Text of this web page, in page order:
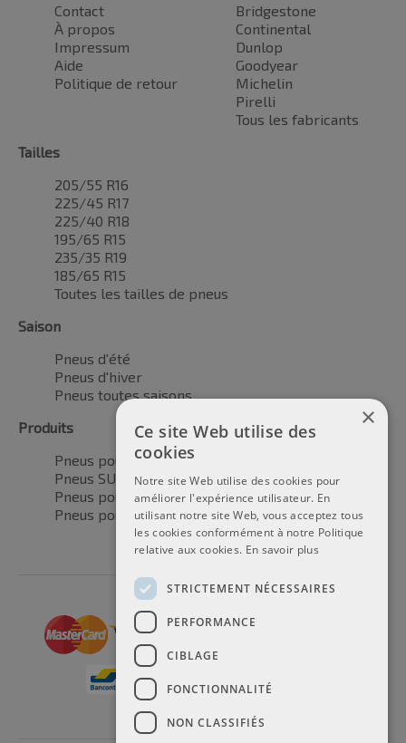
Contact
À propos
Impressum
Aide
Politique de retour
Bridgestone
Continental
Dunlop
Goodyear
Michelin
Pirelli
Tous les fabricants
Tailles
205/55 R16
225/45 R17
225/40 R18
195/65 R15
235/35 R19
185/65 R15
Toutes les tailles de pneus
Saison
Pneus d'été
Pneus d'hiver
Pneus toutes saisons
Produits
Pneus pour voitures
Pneus SUV / 4x4
Pneus pour camionnettes
Pneus pour motos
×
Ce site Web utilise des
cookies
Notre site Web utilise des cookies pour
améliorer l'expérience utilisateur. En
utilisant notre site Web, vous acceptez tous
les cookies conformément à notre Politique
relative aux cookies. En savoir plus
STRICTEMENT NÉCESSAIRES
PERFORMANCE
CIBLAGE
FONCTIONNALITÉ
NON CLASSIFIÉS